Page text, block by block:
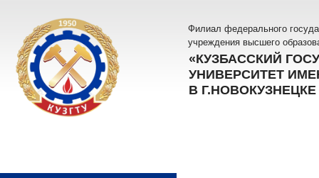
Филиал федерального
учреждения высшего
«КУЗБАССКИЙ
УНИВЕРСИТЕТ
В Г.НОВОКУЗНЕЦКЕ